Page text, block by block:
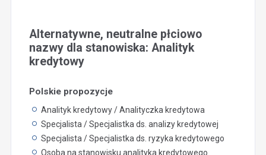
Alternatywne, neutralne płciowo
nazwy dla stanowiska: Analityk
kredytowy
Polskie propozycje
Analityk kredytowy / Analityczka kredytowa
Specjalista / Specjalistka ds. analizy kredytowej
Specjalista / Specjalistka ds. ryzyka kredytowego
Osoba na stanowisku analityka kredytowego